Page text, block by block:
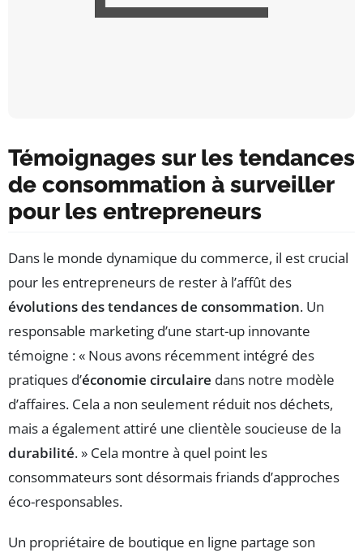
Témoignages sur les tendances
de consommation à surveiller
pour les entrepreneurs
Dans le monde dynamique du commerce, il est crucial
pour les entrepreneurs de rester à l’affût des
évolutions des tendances de consommation. Un
responsable marketing d’une start-up innovante
témoigne : « Nous avons récemment intégré des
pratiques d’économie circulaire dans notre modèle
d’affaires. Cela a non seulement réduit nos déchets,
mais a également attiré une clientèle soucieuse de la
durabilité. » Cela montre à quel point les
consommateurs sont désormais friands d’approches
éco-responsables.
Un propriétaire de boutique en ligne partage son